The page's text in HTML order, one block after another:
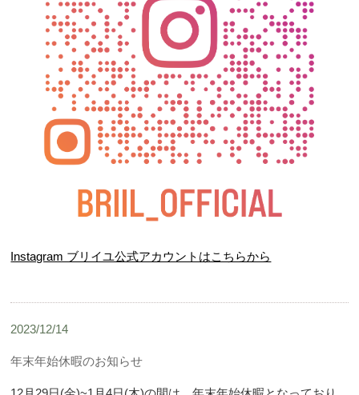
Instagram ブリイユ公式アカウントはこちらから
2023/12/14
年末年始休暇のお知らせ